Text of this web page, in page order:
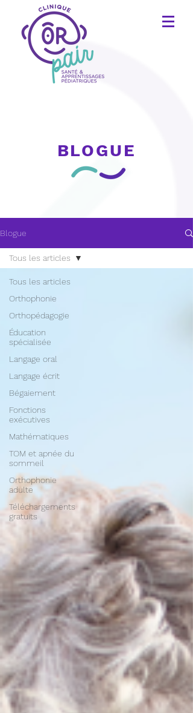
BLOGUE
Blogue
Tous les articles
Orthophonie
Orthopédagogie
Éducation
spécialisée
Langage oral
Langage écrit
Bégaiement
Fonctions
exécutives
Mathématiques
TOM et apnée du
sommeil
Orthophonie
adulte
Téléchargements
gratuits
Tous les articles